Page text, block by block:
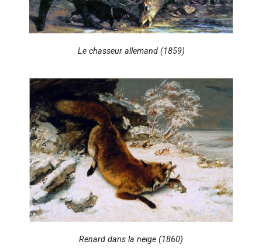
Le chasseur allemand (1859)
Renard dans la neige (1860)